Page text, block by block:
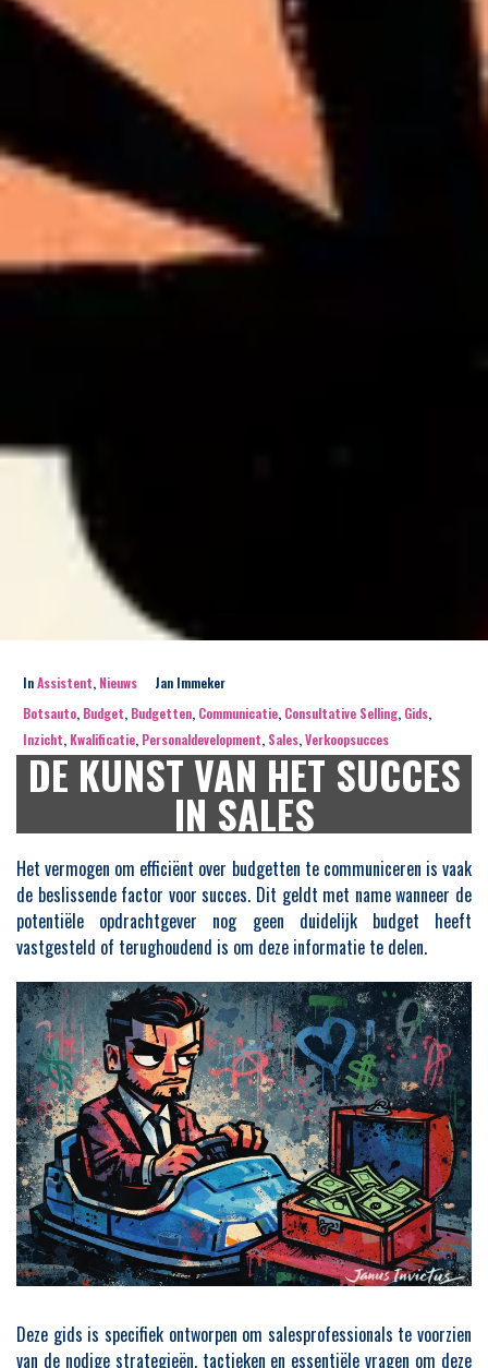
InAssistent, Nieuws
Jan Immeker
Botsauto, Budget, Budgetten, Communicatie, Consultative Selling, Gids,
Inzicht, Kwalificatie, Personaldevelopment, Sales,Verkoopsucces
DE KUNST VAN HET SUCCES
IN SALES
Het vermogen om efficiënt over budgetten te communiceren is vaak
de beslissende factor voor succes. Dit geldt met name wanneer de
potentiële opdrachtgever nog geen duidelijk budget heeft
vastgesteld of terughoudend is om deze informatie te delen.
Deze gids is specifiek ontworpen om salesprofessionals te voorzien
van de nodige strategieën, tactieken en essentiële vragen om deze